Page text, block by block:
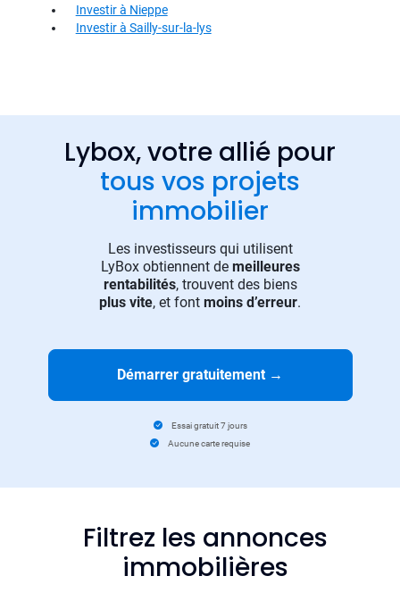
Investir à Nieppe
Investir à Sailly-sur-la-lys
Lybox, votre allié pour
tous vos projets
immobilier
Les investisseurs qui utilisent
LyBox obtiennent de meilleures
rentabilités, trouvent des biens
plus vite, et font moins d’erreur.
Démarrer gratuitement →
Essai gratuit 7 jours
Aucune carte requise
Filtrez les annonces
immobilières